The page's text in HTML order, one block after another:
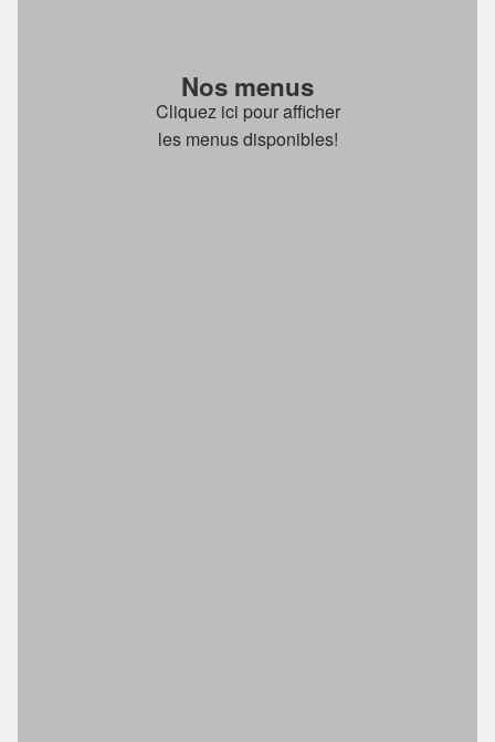
Nos menus
Cliquez ici pour afficher
les menus disponibles!